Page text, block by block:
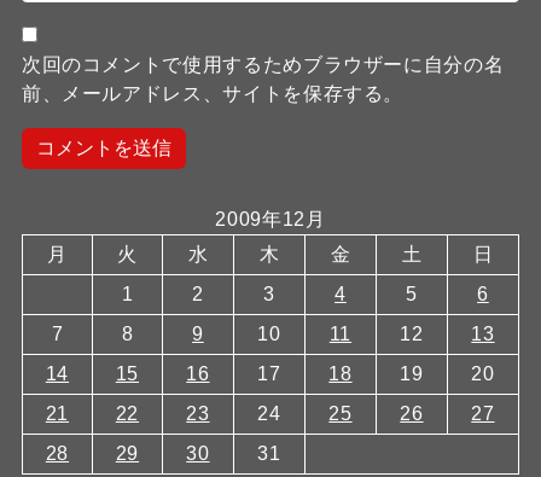
次回のコメントで使用するためブラウザーに自分の名
前、メールアドレス、サイトを保存する。
2009年12月
月
火 水 木 金 土
日
1
2 3 4 5
6
7
8 9 10 11 12
13
14
15 16 17 18 19
20
21
22 23 24 25 26
27
28
29 30 31